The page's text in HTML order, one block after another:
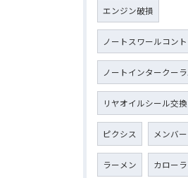
エンジン破損
ノートスワールコン
ノートインタークー
リヤオイルシール交換
ピクシス メンバー
ラーメン カロー